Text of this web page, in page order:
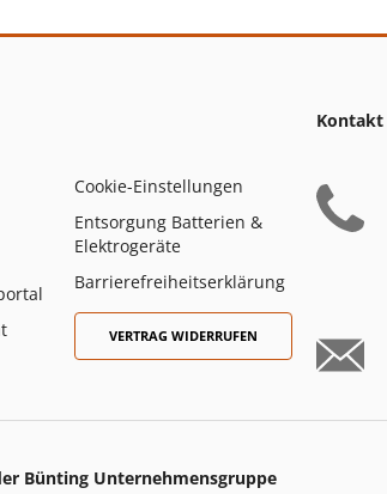
Cookie-Einstellungen
Entsorgung Batterien &
Elektrogeräte
Barrierefreiheitserklärung
VERTRAG WIDERRUFEN
Kontakt
Bünting Unternehmensgruppe